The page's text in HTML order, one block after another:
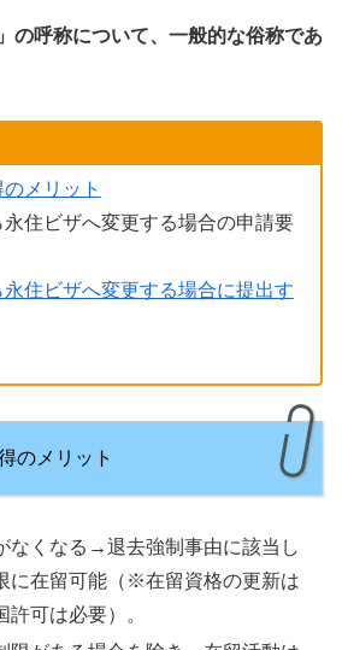
の呼称について、一般的な俗称であ
メリット
永住ビザへ変更する場合の申請要
住ビザへ変更する場合に提出す
のメリット
なくなる→退去強制事由に該当し
に在留可能（※在留資格の更新は
可は必要）。